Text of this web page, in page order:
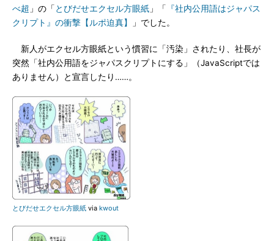
べ超 」の「 とびだせエクセル方眼紙 」「
『社内公用語はジャパス
クリプト』の衝撃【ルポ迫真】
」でした。
新人がエクセル方眼紙という慣習に「汚染」されたり、社長が
突然「社内公用語をジャパスクリプトにする」（JavaScriptでは
ありません）と宣言したり……。
とびだせエクセル方眼紙 via kwout